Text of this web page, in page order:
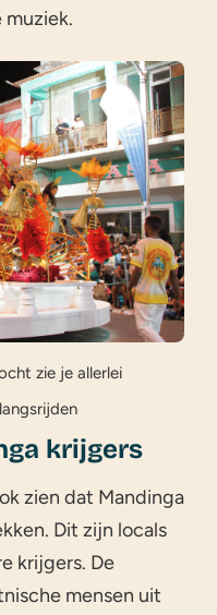
zie je allerlei
krijgers
zien dat Mandinga
Dit zijn locals
krijgers. De
mensen uit